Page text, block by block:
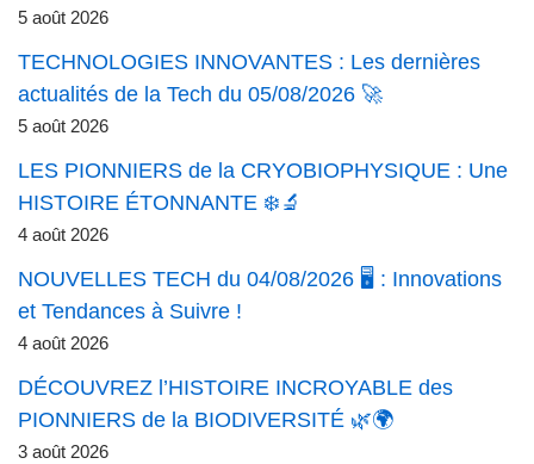
5 août 2026
TECHNOLOGIES INNOVANTES : Les dernières
actualités de la Tech du 05/08/2026 🚀
5 août 2026
LES PIONNIERS de la CRYOBIOPHYSIQUE : Une
HISTOIRE ÉTONNANTE ❄️🔬
4 août 2026
NOUVELLES TECH du 04/08/2026 🖥️ : Innovations
et Tendances à Suivre !
4 août 2026
DÉCOUVREZ l’HISTOIRE INCROYABLE des
PIONNIERS de la BIODIVERSITÉ 🌿🌍
3 août 2026